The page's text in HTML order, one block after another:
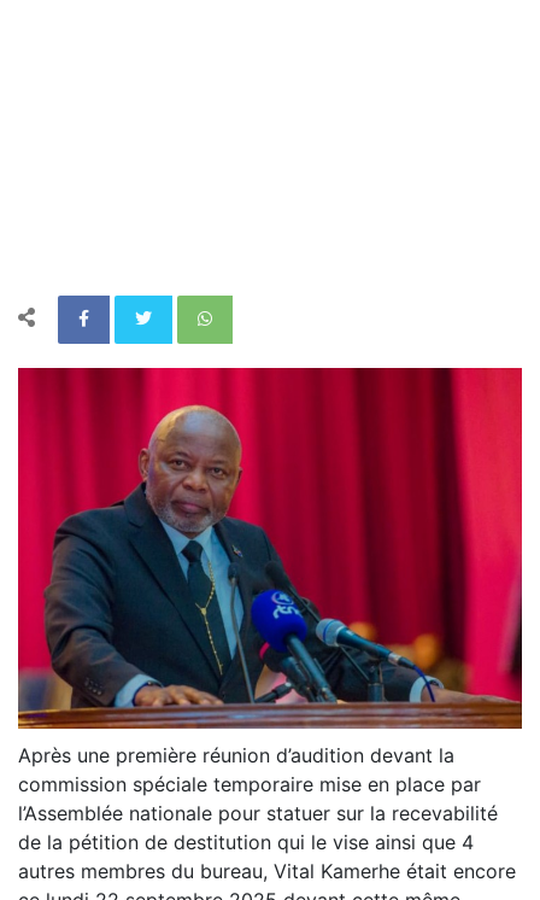
Après une première réunion d’audition devant la
commission spéciale temporaire mise en place par
l’Assemblée nationale pour statuer sur la recevabilité
de la pétition de destitution qui le vise ainsi que 4
autres membres du bureau, Vital Kamerhe était encore